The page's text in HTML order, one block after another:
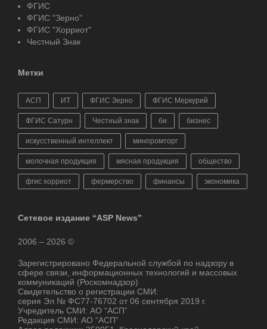
ФГИС
ФГИС "Зерно"
ФГИС "Хорриот"
Честный Знак
Метки
АСП ИТ ФГИС Зерно ФГИС Меркурий
ФГИС Сатурн Честный знак би бизнес
искусственный интеллект минпромторг
молочная продукция мясная продукция общество
фгис хорриот фермерство финансы экономика
Сетевое издание “ASP News”
2006 – 2026 ©
Зарегистрировано Федеральной службой по надзору в
сфере связи, информационных технологий и массовых
коммуникаций (Роскомнадзор)
Свидетельство о регистрации СМИ:
серия Эл № ФС77-76702 от 06 сентября 2019 г.
Учредитель СМИ: АО “АСП”
Редакция СМИ: АО “АСП”